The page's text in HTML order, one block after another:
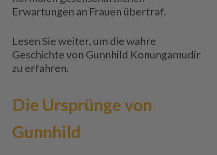
Erwartungen an Frauen übertraf.
Lesen Sie weiter, um die wahre
Geschichte von Gunnhild Konungamudir
zu erfahren.
Die Ursprünge von
Gunnhild